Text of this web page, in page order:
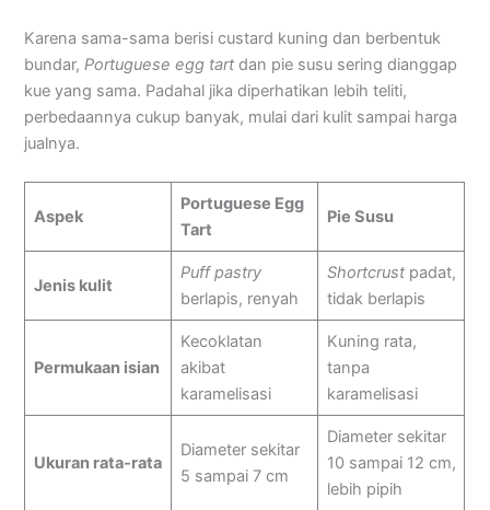
Karena sama-sama berisi custard kuning dan berbentuk
bundar,Portuguese egg tart dan pie susu sering dianggap
kue yang sama. Padahal jika diperhatikan lebih teliti,
perbedaannya cukup banyak, mulai dari kulit sampai harga
jualnya.
Aspek
Portuguese Egg
Tart
Pie Susu
Jenis kulit
Puff pastry
berlapis, renyah
Shortcrust padat,
tidak berlapis
Permukaan isian
Kecoklatan
akibat
karamelisasi
Kuning rata,
tanpa
karamelisasi
Ukuran rata-rata
Diameter sekitar
5 sampai 7 cm
Diameter sekitar
10 sampai 12 cm,
lebih pipih